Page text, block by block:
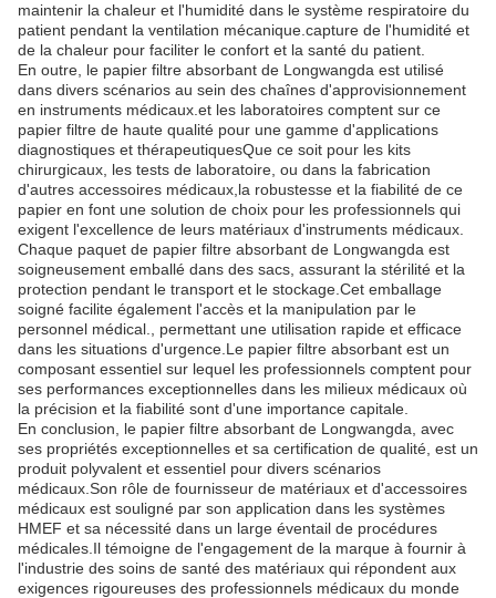
maintenir la chaleur et l'humidité dans le système respiratoire du
patient pendant la ventilation mécanique.capture de l'humidité et
de la chaleur pour faciliter le confort et la santé du patient.
En outre, le papier filtre absorbant de Longwangda est utilisé
dans divers scénarios au sein des chaînes d'approvisionnement
en instruments médicaux.et les laboratoires comptent sur ce
papier filtre de haute qualité pour une gamme d'applications
diagnostiques et thérapeutiquesQue ce soit pour les kits
chirurgicaux, les tests de laboratoire, ou dans la fabrication
d'autres accessoires médicaux,la robustesse et la fiabilité de ce
papier en font une solution de choix pour les professionnels qui
exigent l'excellence de leurs matériaux d'instruments médicaux.
Chaque paquet de papier filtre absorbant de Longwangda est
soigneusement emballé dans des sacs, assurant la stérilité et la
protection pendant le transport et le stockage.Cet emballage
soigné facilite également l'accès et la manipulation par le
personnel médical., permettant une utilisation rapide et efficace
dans les situations d'urgence.Le papier filtre absorbant est un
composant essentiel sur lequel les professionnels comptent pour
ses performances exceptionnelles dans les milieux médicaux où
la précision et la fiabilité sont d'une importance capitale.
En conclusion, le papier filtre absorbant de Longwangda, avec
ses propriétés exceptionnelles et sa certification de qualité, est un
produit polyvalent et essentiel pour divers scénarios
médicaux.Son rôle de fournisseur de matériaux et d'accessoires
médicaux est souligné par son application dans les systèmes
HMEF et sa nécessité dans un large éventail de procédures
médicales.Il témoigne de l'engagement de la marque à fournir à
l'industrie des soins de santé des matériaux qui répondent aux
exigences rigoureuses des professionnels médicaux du monde